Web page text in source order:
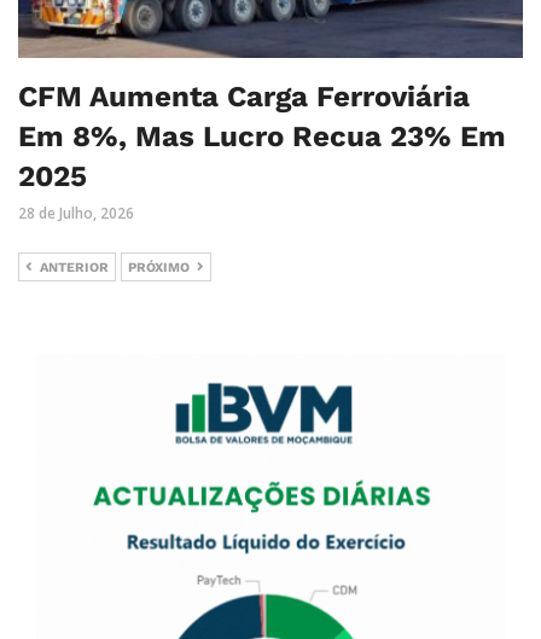
CFM Aumenta Carga Ferroviária
Em 8%, Mas Lucro Recua 23% Em
2025
28 de Julho, 2026
ANTERIOR PRÓXIMO